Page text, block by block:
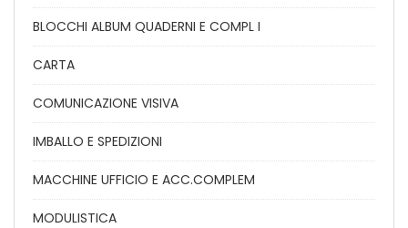
BLOCCHI ALBUM QUADERNI E COMPL I
CARTA
COMUNICAZIONE VISIVA
IMBALLO E SPEDIZIONI
MACCHINE UFFICIO E ACC.COMPLEM
MODULISTICA